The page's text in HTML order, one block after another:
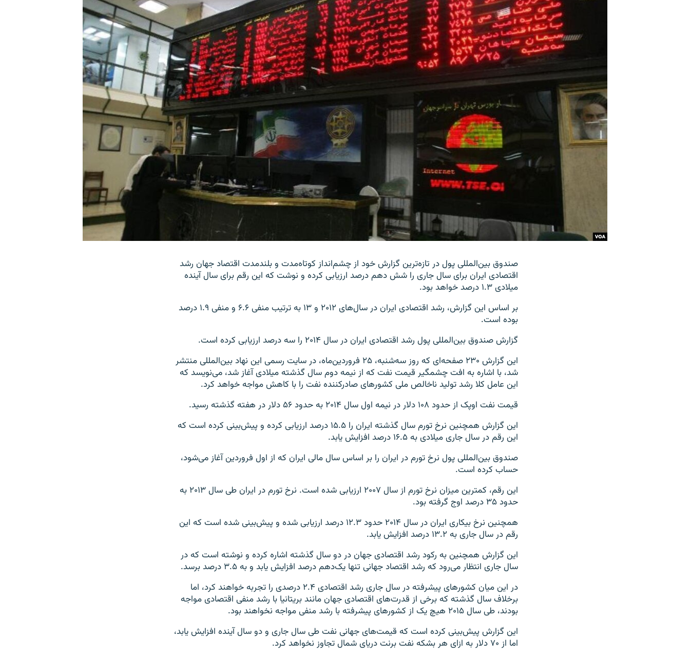
صندوق بین‌المللی پول در تازه‌ترین گزارش خود از چشم‌انداز کوتاه‌مدت و بلندمدت اقتصاد جهان رشد
اقتصادی ایران برای سال جاری را شش دهم درصد ارزیابی کرده و نوشت که این رقم برای سال آینده
میلادی ۱.۳ درصد خواهد بود.
بر اساس این گزارش، رشد اقتصادی ایران در سال‌های ۲۰۱۲ و ۱۳ به ترتیب منفی ۶.۶ و منفی ۱.۹ درصد
بوده است.
گزارش صندوق بین‌المللی پول رشد اقتصادی ایران در سال ۲۰۱۴ را سه درصد ارزیابی کرده است.
این گزارش ۲۳۰ صفحه‌ای که روز سه‌شنبه، ۲۵ فروردین‌ماه، در سایت رسمی این نهاد بین‌المللی منتشر
شد، با اشاره به افت چشمگیر قیمت نفت که از نیمه دوم سال گذشته میلادی آغاز شد، می‌نویسد که
این عامل کلا رشد تولید ناخالص ملی کشورهای صادرکننده نفت را با کاهش مواجه خواهد کرد.
قیمت نفت اوپک از حدود ۱۰۸ دلار در نیمه اول سال ۲۰۱۴ به حدود ۵۶ دلار در هفته گذشته رسید.
این گزارش همچنین نرخ تورم سال گذشته ایران را ۱۵.۵ درصد ارزیابی کرده و پیش‌بینی کرده است که
این رقم در سال جاری میلادی به ۱۶.۵ درصد افزایش یابد.
صندوق بین‌المللی پول نرخ تورم در ایران را بر اساس سال مالی ایران که از اول فروردین آغاز می‌شود،
حساب کرده است.
این رقم، کمترین میزان نرخ تورم از سال ۲۰۰۷ ارزیابی شده است. نرخ تورم در ایران طی سال ۲۰۱۳ به
حدود ۳۵ درصد اوج گرفته بود.
همچنین نرخ بیکاری ایران در سال ۲۰۱۴ حدود ۱۲.۳ درصد ارزیابی شده و پیش‌بینی شده است که این
رقم در سال جاری به ۱۳.۲ درصد افزایش یابد.
این گزارش همچنین به رکود رشد اقتصادی جهان در دو سال گذشته اشاره کرده و نوشته است که در
سال جاری انتظار می‌رود که رشد اقتصاد جهانی تنها یک‌دهم درصد افزایش یابد و به ۳.۵ درصد برسد.
در این میان کشورهای پیشرفته در سال جاری رشد اقتصادی ۲.۴ درصدی را تجربه خواهند کرد، اما
برخلاف سال گذشته که برخی از قدرت‌های اقتصادی جهان مانند بریتانیا با رشد منفی اقتصادی مواجه
بودند، طی سال ۲۰۱۵ هیچ یک از کشورهای پیشرفته با رشد منفی مواجه نخواهند بود.
این گزارش پیش‌بینی کرده است که قیمت‌های جهانی نفت طی سال جاری و دو سال آینده افزایش یابد،
اما از ۷۰ دلار به ازای هر بشکه نفت برنت دریای شمال تجاوز نخواهد کرد.